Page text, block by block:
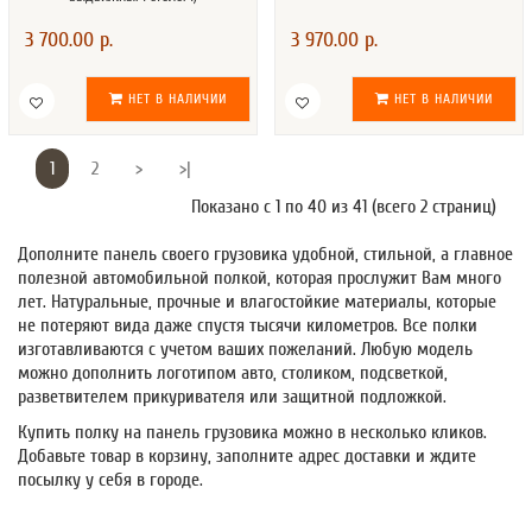
3 700.00 р.
НЕТ В НАЛИЧИИ
3 970.00 р.
НЕТ В НАЛИЧИИ
1 2 >
>|
Показано с 1 по 40 из 41 (всего 2 страниц)
Дополните панель своего грузовика удобной, стильной, а главное
полезной автомобильной полкой, которая прослужит Вам много
лет. Натуральные, прочные и влагостойкие материалы, которые
не потеряют вида даже спустя тысячи километров. Все полки
изготавливаются с учетом ваших пожеланий. Любую модель
можно дополнить логотипом авто, столиком, подсветкой,
разветвителем прикуривателя или защитной подложкой.
Купить полку на панель грузовика можно в несколько кликов.
Добавьте товар в корзину, заполните адрес доставки и ждите
посылку у себя в городе.